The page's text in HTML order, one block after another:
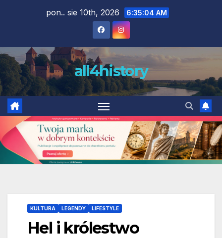
pon.. sie 10th, 2026 6:35:06 AM
all4history
KULTURA LEGENDY LIFESTYLE
Hel i królestwo